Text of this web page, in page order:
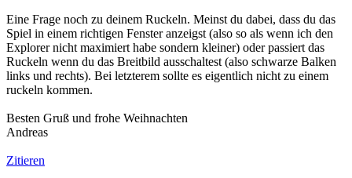
Eine Frage noch zu deinem Ruckeln. Meinst du dabei, dass du das
Spiel in einem richtigen Fenster anzeigst (also so als wenn ich den
Explorer nicht maximiert habe sondern kleiner) oder passiert das
Ruckeln wenn du das Breitbild ausschaltest (also schwarze Balken
links und rechts). Bei letzterem sollte es eigentlich nicht zu einem
ruckeln kommen.
Besten Gruß und frohe Weihnachten
Andreas
Zitieren